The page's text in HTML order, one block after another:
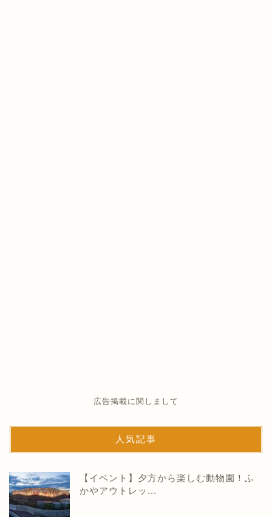
広告掲載に関しまして
人気記事
【イベント】夕方から楽しむ動物園！ふ
かやアウトレッ...